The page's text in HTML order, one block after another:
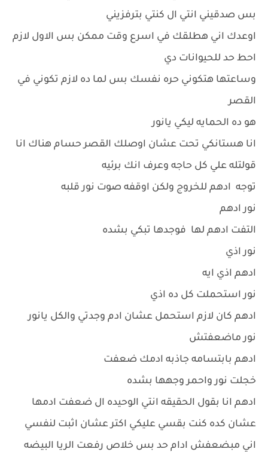
بس صدقيني انتي ال كنتي بترفزيني
اوعدك اني هطلقك في اسرع وقت ممكن بس الاول لازم
احط حد للحيوانات دي
وساعتها هتكوني حره نفسك بس لما ده لازم تكوني في
القصر
هو ده الحمايه ليكي يانور
انا هستانكي تحت عشان اوصلك القصر حسام هناك انا
قولتله علي كل حاجه وعرف انك برئيه
توجه ادهم للخروج ولكن اوقفه صوت نور قلبه
نور ادهم
التفت ادهم لها فوجدها تبكي بشده
نور اذي
ادهم اذي ايه
نور استحملت كل ده اذي
ادهم كان لازم استحمل عشان ادم وجدتي والكل يانور
نور ماضعفتش
ادهم بابتسامه جاذبه ادمك ضعفت
خجلت نور واحمر وجهها بشده
ادهم انا بقول الحقيقه انتي الوحيده ال ضعفت ادمها
عشان كده كنت بقسي عليكي اكتر عشان اثبت لنفسي
اني مبضعفش ادام حد بس خلاص رفعت الريا البيضه